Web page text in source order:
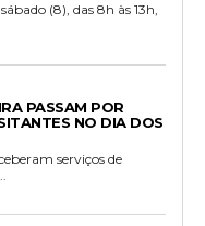
(8), das 8h às 13h,
PASSAM POR
NO DIA DOS
serviços de